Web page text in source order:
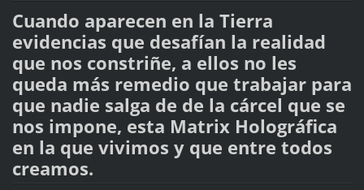
Cuando aparecen en la Tierra
evidencias que desafían la realidad
que nos constriñe, a ellos no les
queda más remedio que trabajar para
que nadie salga de de la cárcel que se
nos impone, esta Matrix Holográfica
en la que vivimos y que entre todos
creamos.